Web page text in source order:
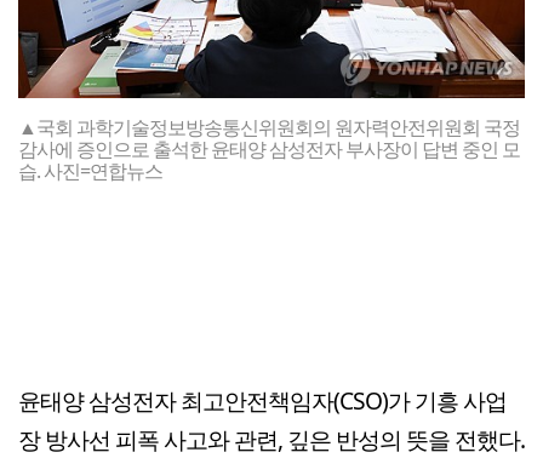
▲국회 과학기술정보방송통신위원회의 원자력안전위원회 국정
감사에 증인으로 출석한 윤태양 삼성전자 부사장이 답변 중인 모
습. 사진=연합뉴스
윤태양 삼성전자 최고안전책임자(CSO)가 기흥 사업
장 방사선 피폭 사고와 관련, 깊은 반성의 뜻을 전했다.